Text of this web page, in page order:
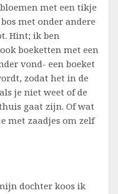
met een tikje
met onder andere
Hint; ik ben
boeketten met een
vond- een boeket
zodat het in de
je niet weet of de
gaat zijn. Of wat
met zaadjes om zelf
dochter koos ik